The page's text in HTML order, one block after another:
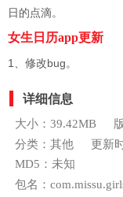
日的点滴。
女生日历app更新
1、修改bug。
详细信息
大小：39.42MB
分类：其他
更新
MD5：未知
包名：